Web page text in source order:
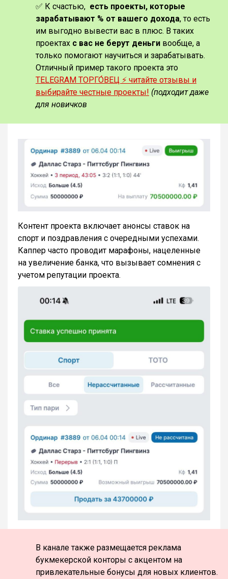
✅ К счастью, есть проекты, которые
зарабатывают % от вашего дохода, то есть
им выгодно вывести вас в плюс. В таких
проектах с вас не берут деньги вообще, а
только помогают научиться и зарабатывать.
Отличный пример такого проекта это
TELEGRAM ТОРГО́ВЕЦ ⚡️ читайте отзывы и
выбирайте честные проекты! (подходит даже
для новичков
Контент проекта включает анонсы ставок на
спорт и поздравления с очередными успехами.
Каппер часто проводит марафоны, нацеленные
на увеличение банка, что вызывает сомнения с
учетом репутации проекта.
В канале также размещается реклама
букмекерской конторы с акцентом на
привлекательные бонусы для новых клиентов.